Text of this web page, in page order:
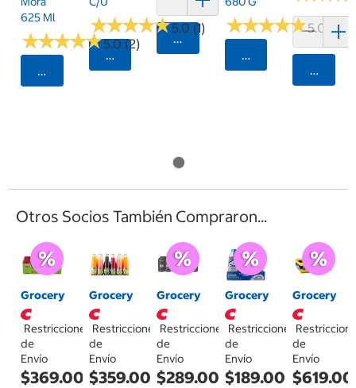
625 Ml
★★★★★
★★★★★5.0 (2)
Seleccionar Código Postal
★★★★★
★★★★★5.0 (1)
Seleccionar Código Postal
Agregar
★★★★★
★★★★★5.0 (4)
Seleccionar
Otros Socios También Compraron...
Grocery
Restricciones
de
Envío
$369.00
Grocery
Restricciones
de
Envío
$359.00
Grocery
Restricciones
de
Envío
$289.00
Grocery
Restricciones
de
Envío
$189.00
Grocery
de
Envío
$619.00